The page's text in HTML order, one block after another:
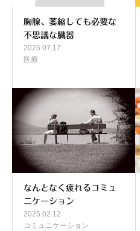
胸腺、萎縮しても必要な
不思議な臓器
2025.07.17
医療
なんとなく疲れるコミュ
ニケーション
2025.02.12
コミュニケーション